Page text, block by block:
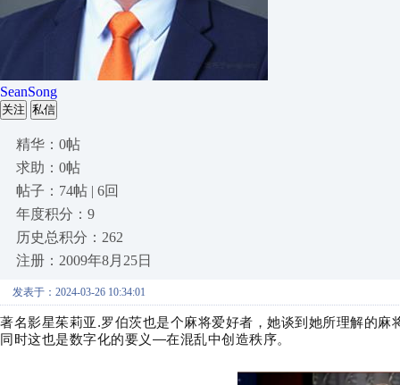
SeanSong
关注 私信
精华：0帖
求助：0帖
帖子：74帖 | 6回
年度积分：9
历史总积分：262
注册：2009年8月25日
发表于：2024-03-26 10:34:01
著名影星茱莉亚.罗伯茨也是个麻将爱好者，她谈到她所理解的麻
同时这也是数字化的要义—在混乱中创造秩序。